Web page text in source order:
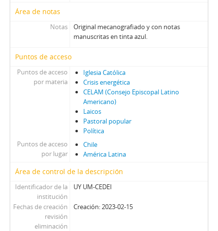
Área de notas
Notas
Original mecanografiado y con notas
manuscritas en tinta azul.
Puntos de acceso
Puntos de acceso
por materia
Iglesia Católica
Crisis energética
CELAM (Consejo Episcopal Latino
Americano)
Laicos
Pastoral popular
Política
Puntos de acceso
por lugar
Chile
América Latina
Área de control de la descripción
Identificador de la
institución
UY UM-CEDEI
Fechas de creación
revisión
eliminación
Creación: 2023-02-15